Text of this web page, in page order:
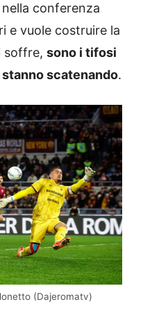
conferenza
e vuole costruire la
soffre, sono i tifosi
scatenando.
(Dajeromatv)